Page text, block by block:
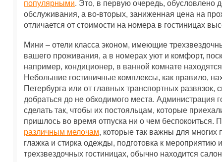
популярными. Это, в первую очередь, обусловлено
обслуживания, а во-вторых, заниженная цена на
отличается от стоимости на номера в гостиницах
Мини – отели класса эконом, имеющие
вашего проживания, а в номерах уют и комфорт,
например, кондиционер, в ванной комнате
Небольшие гостиничные комплексы, как правило,
Петербурга или от главных транспортных развязок,
добраться до не обходимого места. Администрация
сделать так, чтобы их постояльцам, которые
пришлось во время отпуска ни о чем беспокоиться.
различным мелочам, которые так важны для многих
глажка и стирка одежды, подготовка к мероприятию
трехзвездочных гостиницах, обычно находится